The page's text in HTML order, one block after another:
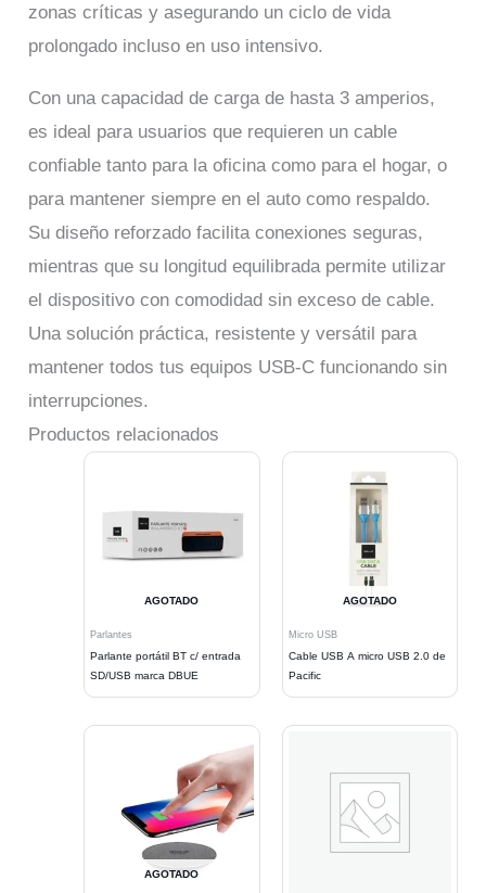
zonas críticas y asegurando un ciclo de vida
prolongado incluso en uso intensivo.
Con una capacidad de carga de hasta 3 amperios,
es ideal para usuarios que requieren un cable
confiable tanto para la oficina como para el hogar, o
para mantener siempre en el auto como respaldo.
Su diseño reforzado facilita conexiones seguras,
mientras que su longitud equilibrada permite utilizar
el dispositivo con comodidad sin exceso de cable.
Una solución práctica, resistente y versátil para
mantener todos tus equipos USB-C funcionando sin
interrupciones.
Productos relacionados
AGOTADO
Parlantes
Parlante portátil BT c/ entrada
SD/USB marca DBUE
AGOTADO
Micro USB
Cable USB A micro USB 2.0 de
Pacific
AGOTADO